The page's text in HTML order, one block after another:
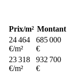
Prix/m² Montant
24 464
€/m²
685 000
€
23 318
€/m²
932 700
€